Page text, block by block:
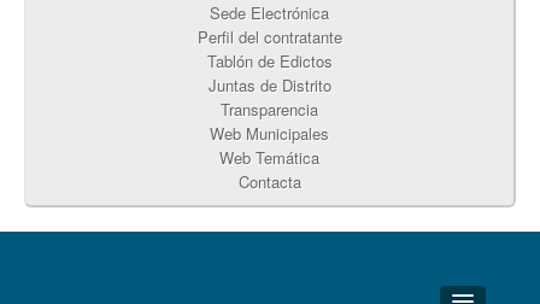
Sede Electrónica
Perfil del contratante
Tablón de Edictos
Juntas de Distrito
Transparencia
Web Municipales
Web Temática
Contacta